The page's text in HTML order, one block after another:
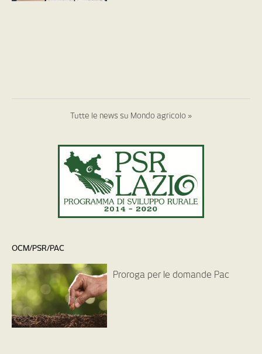
Tutte le news su Mondo agricolo »
OCM/PSR/PAC
Proroga per le domande Pac